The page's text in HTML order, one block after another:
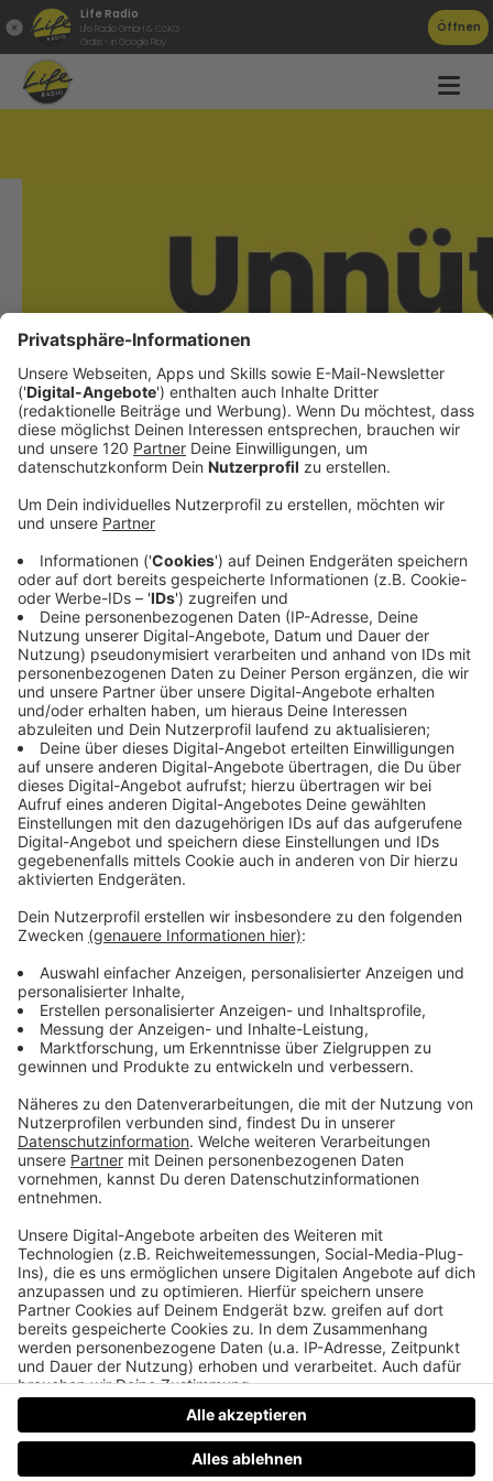
Life Radio
Life Radio GmbH & Co.KG
Gratis - in Google Play
Öffnen
Warum Michael Schuhmacher seine
Karriere einem Giftgasanschlag zu
verdanken hat
Celine Dion hat ihren grössten Hit gehasst, diese
beiden Schauspieler hatten ihren ersten Kuss vor
der Kamera und das gleich 15 Mal und der
unglaubliche Karrierestart von Michael
Schuhmacher.
DatenschutzImpressumAGBsJobsKontaktWerben